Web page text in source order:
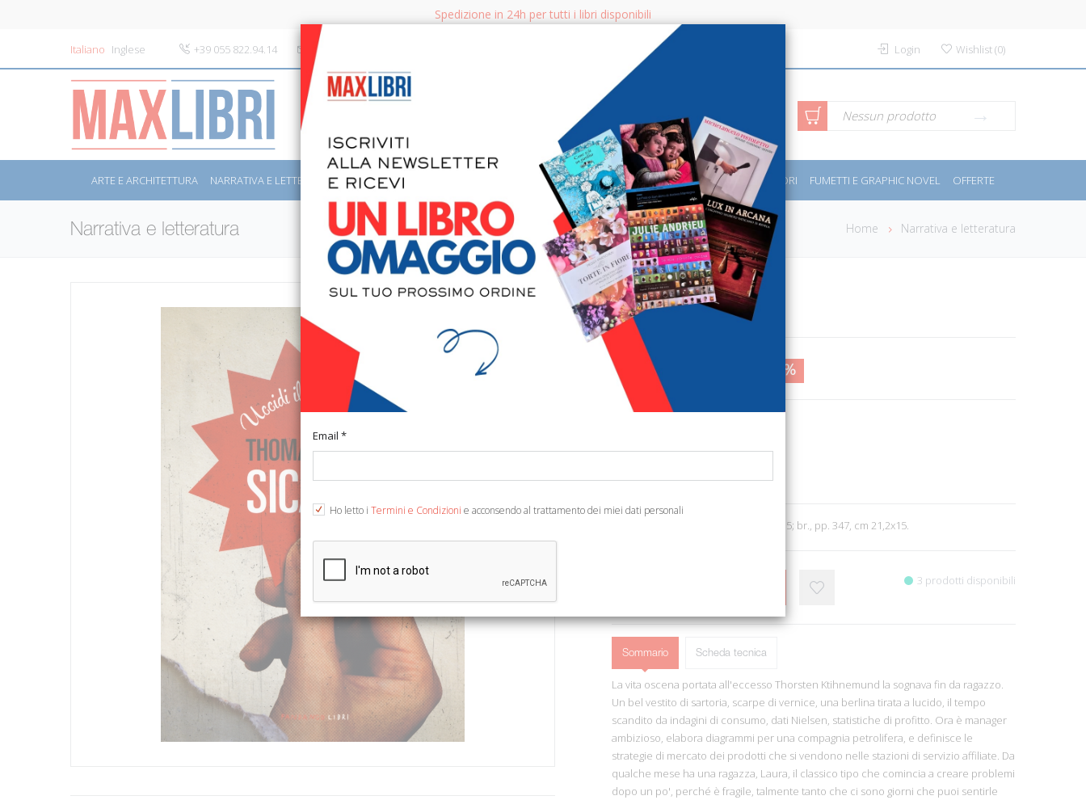
Spedizione in 24h per tutti i libri disponibili
Italiano Inglese +39 055 822.94.14 info@maxlibri.it Login Wishlist(0)
CERCA Ricerca avanzata Nessun prodotto
ARTE E ARCHITETTURA NARRATIVA E LETTERATURA SAGGISTICA LIBRI PER BAMBINI E RAGAZZI MANUALI - GUIDE - CORSI SPORT E MOTORI FUMETTI E GRAPHIC NOVEL OFFERTE
Narrativa e letteratura Home Narrativa e letteratura
Sicario
€ 10,00 46%
Ean13: 9788860444592
Traduzione di Lucaferri F. Roma, 2015; br., pp. 347, cm 21,2x15.
3 prodotti disponibili
Sommario Scheda tecnica
La vita oscena portata all'eccesso Thorsten Ktihnemund la sognava fin da ragazzo.
Un bel vestito di sartoria, scarpe di vernice, una berlina tirata a lucido, il tempo
scandito da indagini di consumo, dati Nielsen, statistiche di profitto. Ora è manager
ambizioso, elabora diagrammi per una compagnia petrolifera, e definisce le
strategie di mercato dei prodotti che si vendono nelle stazioni di servizio affiliate. Da
qualche mese ha una ragazza, Laura, il classico tipo che comincia a creare problemi
dopo un po', perché è fragile, talmente tanto che ci sono giorni che puoi sentirle
Email *
Ho letto i Termini e Condizioni e acconsendo al trattamento dei miei dati personali